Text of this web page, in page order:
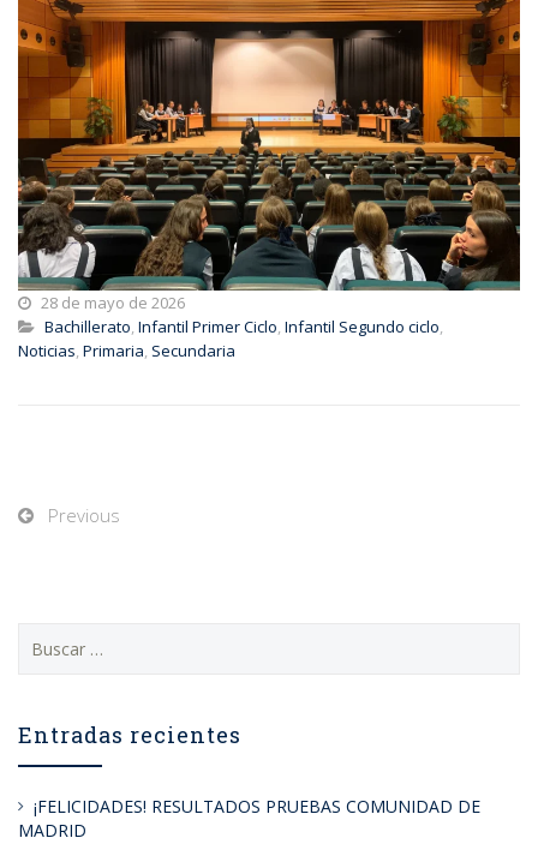
28 de mayo de 2026
Bachillerato, Infantil Primer Ciclo, Infantil Segundo ciclo,
Noticias, Primaria, Secundaria
Previous
Entradas recientes
¡FELICIDADES! RESULTADOS PRUEBAS COMUNIDAD DE
MADRID